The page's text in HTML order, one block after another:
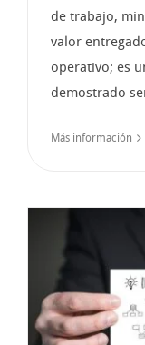
de trabajo,
valor
operativo; es
demostrado
Más información